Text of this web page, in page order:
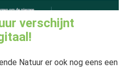
verschijnt
Natuur er ook nog eens een